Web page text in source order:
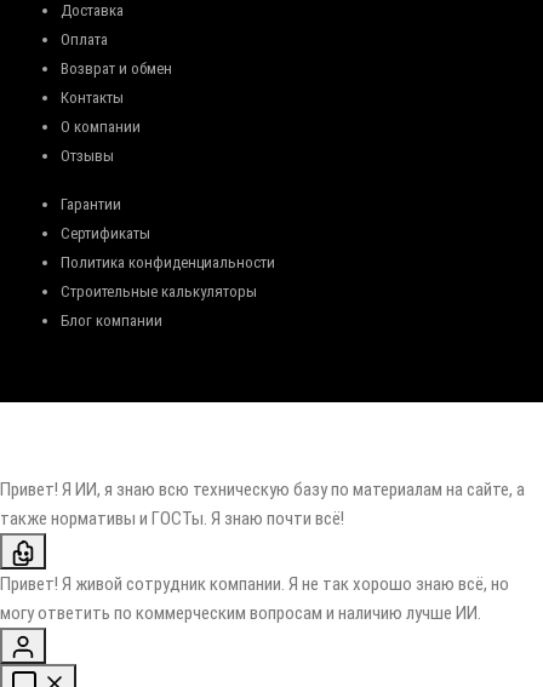
Доставка
Оплата
Возврат и обмен
Контакты
О компании
Отзывы
Гарантии
Сертификаты
Политика конфиденциальности
Строительные калькуляторы
Блог компании
Привет! Я ИИ, я знаю всю техническую базу по материалам на сайте, а
также нормативы и ГОСТы. Я знаю почти всё!
Привет! Я живой сотрудник компании. Я не так хорошо знаю всё, но
могу ответить по коммерческим вопросам и наличию лучше ИИ.